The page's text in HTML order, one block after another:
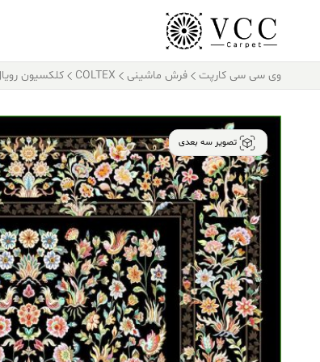
وی سی سی کارپت فرش ماشینی COLTEX کلکسیون
تصویر سه بعدی